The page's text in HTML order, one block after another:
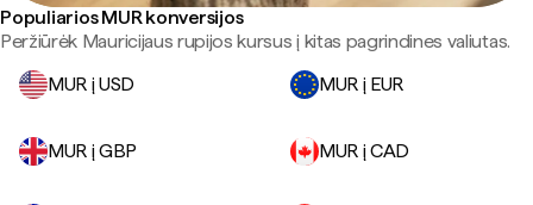
Populiarios MUR konversijos
Peržiūrėk Mauricijaus rupijos kursus į kitas pagrindines valiutas.
MUR į USD
MUR į EUR
MUR į GBP MUR į CAD